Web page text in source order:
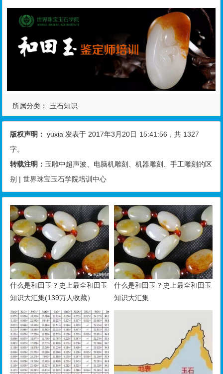
所属分类： 玉石知识
版权声明： yuxia 发表于 2017年3月20日 15:41:56 ，共 1327
字。
转载注明： 玉雕中超声波、电脑机雕刻、机器雕刻、手工雕刻的区
别 | 世界珠宝玉石学院培训中心
什么是和田玉？史上最全和田玉
知识大汇集(139万人收藏）
什么是和田玉？史上最全和田玉
知识大汇集